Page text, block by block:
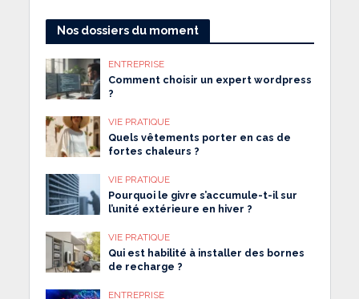
Nos dossiers du moment
ENTREPRISE
Comment choisir un expert wordpress
?
VIE PRATIQUE
Quels vêtements porter en cas de
fortes chaleurs ?
VIE PRATIQUE
Pourquoi le givre s’accumule-t-il sur
l’unité extérieure en hiver ?
VIE PRATIQUE
Qui est habilité à installer des bornes
de recharge ?
ENTREPRISE